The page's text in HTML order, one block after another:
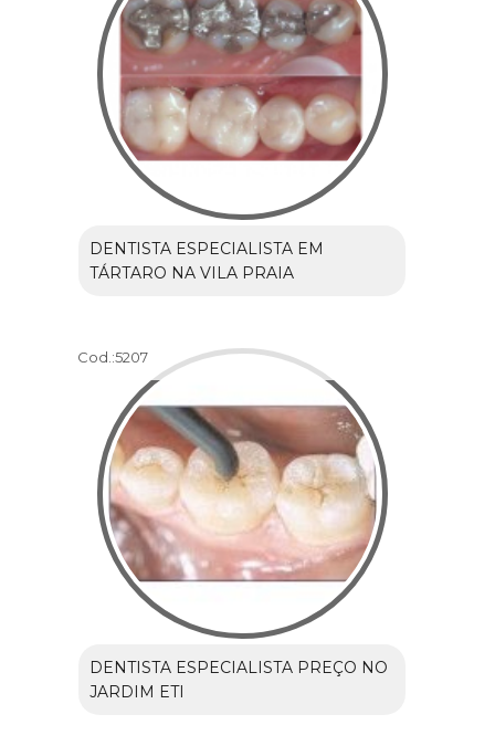
DENTISTA ESPECIALISTA EM
TÁRTARO NA VILA PRAIA
Cod.:5207
DENTISTA ESPECIALISTA PREÇO NO
JARDIM ETI